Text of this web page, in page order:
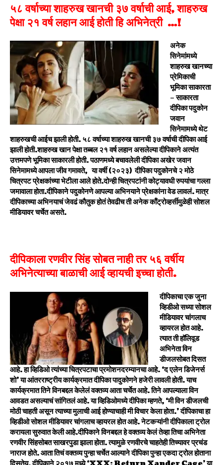
५८ वर्षाच्या शाहरुख खानची ३७ वर्षाची आई, शाहरुख
पेक्षा २१ वर्ष लहान आई होती हि अभिनेत्री …!
अनेक
सिनेमांमध्ये
शाहरुख खानच्या
प्रेमिकाची
भूमिका साकारता
– साकारता
दीपिका पदुकोन
जवान
सिनेमामध्ये थेट
शाहरुखची आईच झाली होती. ५८ वर्षाच्या शाहरुख खानची ३७ वर्षाची दीपिका आई
झाली होती.शाहरुख खान पेक्षा तब्बल २१ वर्ष लहान असलेल्या दीपिकाने अत्यंत
उत्तमपणे भूमिका साकारली होती. पठाणमध्ये बचावलेली दीपिका अखेर जवान
सिनेमामध्ये आपला जीव गमावते, या वर्षी (२०२३) दीपिका पदुकोनचे २ मोठे
चित्रपट प्रेक्षकांच्या भेटीला आले होते.दोन्ही चित्रपटांनी कोट्यावधी रुपयांचा गल्ला
जमावाला होता.दीपिकाने पदुकोनणे आपल्या अभिनयाने प्रेक्षकांना वेड लावलं. मात्र
दीपिकाच्या अभिनयाचं जेवढं कौतुक होतं तेवढीच ती अनेक कॉंट्रोव्हर्सीमुळेही सोशल
मीडियावर चर्चेत असते.
दीपिकाला रणवीर सिंह सोबत नाही तर ५६ वर्षीय
अभिनेत्याच्या बाळाची आई व्हायची इच्चा होती.
दीपिकाचा एक जुना
व्हिडीओ सध्या सोशल
मीडियावर चांगलाच
व्हायरल होत आहे.
त्यात ती हॉलिवूड
अभिनेता विन
डीजलसोबत दिसत
आहे. हा व्हिडिओ त्यांच्या चित्रपटाचा प्रमोशनदरम्यानचा आहे. ‘द एलेन डिजेनर्स
शो’ या आंतरराष्ट्रीय कार्यक्रमात दीपिका पादुकोणने हजेरी लावली होती. याच
कार्यक्रमात तिने विनबद्दल केलेलं वक्तव्य आता चर्चेत आहे. तिने आपल्याला विन
आवडत असल्याचं सांगितलं आहे. या व्हिडिओमध्ये दीपिका म्हणते, ‘मी विन डीजलची
मोठी चाहती असून त्याच्या मुलाची आई होण्याचाही मी विचार केला होता.’ दीपिकाचा हा
व्हिडीओ सोशल मीडियावर चांगलाच व्हायरल होत आहे. नेटकऱ्यांनी दीपिकाला ट्रोल
करायला सुरुवात केली आहे.दीपिकाने विनबद्दल हे वक्तव्य केलं तेव्हा तिचा अभिनेता
रणवीर सिंहसोबत साखरपुडा झाला होता. त्यामुळे रणवीरचे चाहतेही तिच्यावर प्रचंड
नाराज होते. आता तिचं वक्तव्य पुन्हा चर्चेत आल्याने दीपिका पुन्हा एकदा ट्रोल होताना